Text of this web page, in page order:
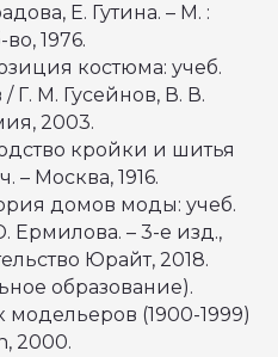
Е. Гутина. – М. :
1976.
костюма: учеб.
Г. М. Гусейнов, В. В.
2003.
кройки и шитья
– Москва, 1916.
домов моды: учеб.
– 3-е изд.,
Юрайт, 2018.
образование).
(1900-1999)
2000.